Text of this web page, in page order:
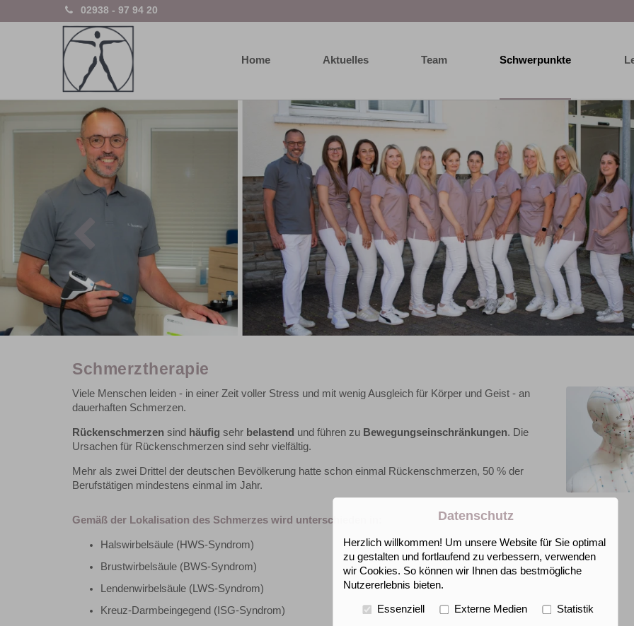
02938 - 97 94 20
Home Aktuelles Team Schwerpunkte
Previous
Schmerztherapie
Viele Menschen leiden - in einer Zeit voller Stress und mit wenig Ausgleich für Körper und Geist - an
dauerhaften Schmerzen.
Rückenschmerzen sind häufig sehr belastend und führen zu Bewegungseinschränkungen. Die
Ursachen für Rückenschmerzen sind sehr vielfältig.
Mehr als zwei Drittel der deutschen Bevölkerung hatte schon einmal Rückenschmerzen, 50 % der
Berufstätigen mindestens einmal im Jahr.
Gemäß der Lokalisation des Schmerzes wird unterschieden in:
Halswirbelsäule (HWS-Syndrom)
Brustwirbelsäule (BWS-Syndrom)
Lendenwirbelsäule (LWS-Syndrom)
Kreuz-Darmbeingegend (ISG-Syndrom)
Datenschutz
Herzlich willkommen! Um unsere Website für Sie optimal
zu gestalten und fortlaufend zu verbessern, verwenden
wir Cookies. So können wir Ihnen das bestmögliche
Nutzererlebnis bieten.
Essenziell Externe Medien Statistik